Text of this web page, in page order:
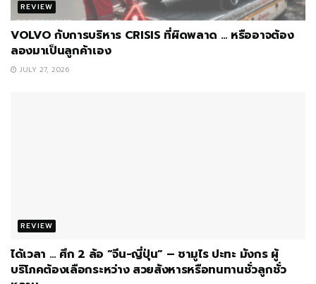
REVIEW
VOLVO กับการบริหาร CRISIS ที่ผิดพลาด … หรืออาจต้อง
ลองมาเป็นลูกค้าเอง
JULY 27, 2026
REVIEW
ได้เวลา … ศึก 2 ล้อ “จีน-ญี่ปุ่น” – ซามูไร ปะทะ มังกร ผู้
บริโภคต้องเลือกระหว่าง สวยสังหารหรือทนทานชั่วลูกชั่ว